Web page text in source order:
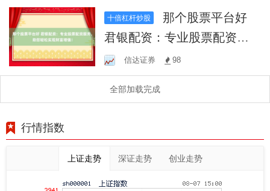
十倍杠杆炒股
君银配资：专业股票配资服
务，助您轻松实现财富增
值！
信达证券 98
全部加载完成
行情指数
上证走势 深证走势 创业走势